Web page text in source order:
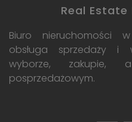
Real
Biuro nieruchomości
obsługa sprzedaży i
wyborze,
posprzedażowym.